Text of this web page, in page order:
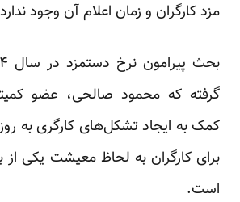
مزد کارگران و زمان اعلام آن وجود
گرفته که محمود صالحی، عضو
برای کارگران به لحاظ معیشت یکی از
است.